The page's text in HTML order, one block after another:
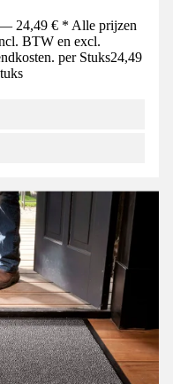
24,49 € * Alle prijzen
BTW en excl.
per Stuks24,49